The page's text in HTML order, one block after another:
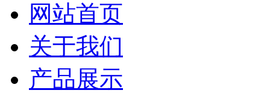
网站首页
关于我们
产品展示